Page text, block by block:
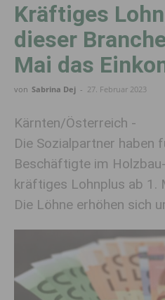
Kräftiges
dieser
Mai das
von Sabrina Dej - 27. Februar 2023
Kärnten/Österreich -
Die Sozialpartner haben
Beschäftigte im
kräftiges Lohnplus ab 1.
Die Löhne erhöhen sich